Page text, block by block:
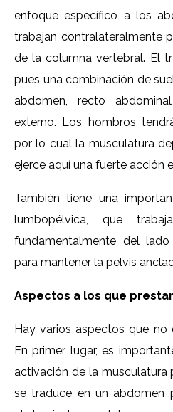
enfoque específico a los
trabajan contralateralmente
de la columna vertebral. El
pues una combinación de
abdomen, recto
externo. Los hombros
por lo cual la musculatura
ejerce aquí una fuerte acción
También tiene una
lumbopélvica, que
fundamentalmente del
para mantener la pelvis
Aspectos a los que
Hay varios aspectos que no
En primer lugar, es
activación de la musculatura
se traduce en un abdomen